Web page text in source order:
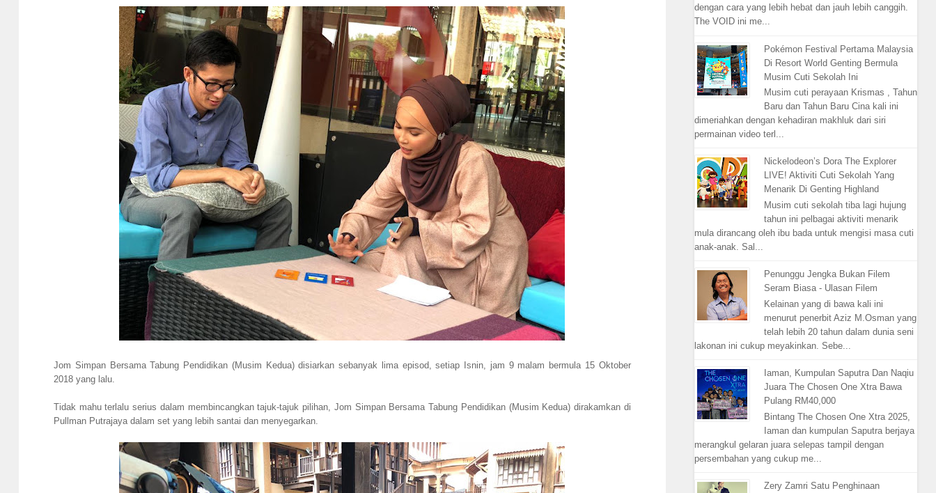
Jom Simpan Bersama Tabung Pendidikan (Musim Kedua) disiarkan sebanyak lima episod, setiap Isnin, jam 9 malam bermula 15 Oktober
2018 yang lalu.
Tidak mahu terlalu serius dalam membincangkan tajuk-tajuk pilihan, Jom Simpan Bersama Tabung Pendidikan (Musim Kedua) dirakamkan di
Pullman Putrajaya dalam set yang lebih santai dan menyegarkan.
dengan cara yang lebih hebat dan jauh lebih canggih.
The VOID ini me...
Pokémon Festival Pertama Malaysia
Di Resort World Genting Bermula
Musim Cuti Sekolah Ini
Musim cuti perayaan Krismas , Tahun
Baru dan Tahun Baru Cina kali ini
dimeriahkan dengan kehadiran makhluk dari siri
permainan video terl...
Nickelodeon’s Dora The Explorer
LIVE! Aktiviti Cuti Sekolah Yang
Menarik Di Genting Highland
Musim cuti sekolah tiba lagi hujung
tahun ini pelbagai aktiviti menarik
mula dirancang oleh ibu bada untuk mengisi masa cuti
anak-anak. Sal...
Penunggu Jengka Bukan Filem
Seram Biasa - Ulasan Filem
Kelainan yang di bawa kali ini
menurut penerbit Aziz M.Osman yang
telah lebih 20 tahun dalam dunia seni
lakonan ini cukup meyakinkan. Sebe...
Iaman, Kumpulan Saputra Dan Naqiu
Juara The Chosen One Xtra Bawa
Pulang RM40,000
Bintang The Chosen One Xtra 2025,
Iaman dan kumpulan Saputra berjaya
merangkul gelaran juara selepas tampil dengan
persembahan yang cukup me...
Zery Zamri Satu Penghinaan